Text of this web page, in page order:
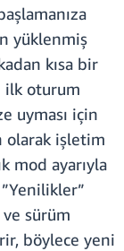
yüklenmiş
kısa bir
ilk oturum
uyması için
olarak işletim
mod ayarıyla
sürüm
böylece yeni